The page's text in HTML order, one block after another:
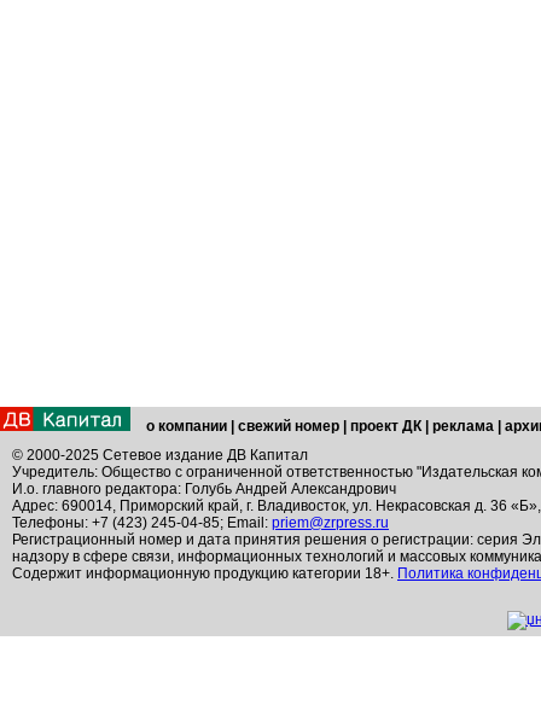
о компании свежий номер проект ДК реклама
© 2000-2025 Сетевое издание ДВ Капитал
Учредитель: Общество с ограниченной ответственностью "Издательская
И.о. главного редактора: Голубь Андрей Александрович
Адрес: 690014, Приморский край, г. Владивосток, ул. Некрасовская д. 36
Телефоны: +7 (423) 245-04-85; Email: priem@zrpress.ru
Регистрационный номер и дата принятия решения о регистрации: серия
надзору в сфере связи, информационных технологий и массовых
Содержит информационную продукцию категории 18+. Политика